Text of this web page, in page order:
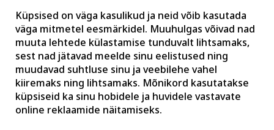
Küpsised on väga kasulikud ja neid võib kasutada
väga mitmetel eesmärkidel. Muuhulgas võivad nad
muuta lehtede külastamise tunduvalt lihtsamaks,
sest nad jätavad meelde sinu eelistused ning
muudavad suhtluse sinu ja veebilehe vahel
kiiremaks ning lihtsamaks. Mõnikord kasutatakse
küpsiseid ka sinu hobidele ja huvidele vastavate
online reklaamide näitamiseks.